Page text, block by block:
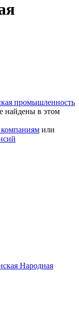
промышленность
найдены в этом
или
Народная